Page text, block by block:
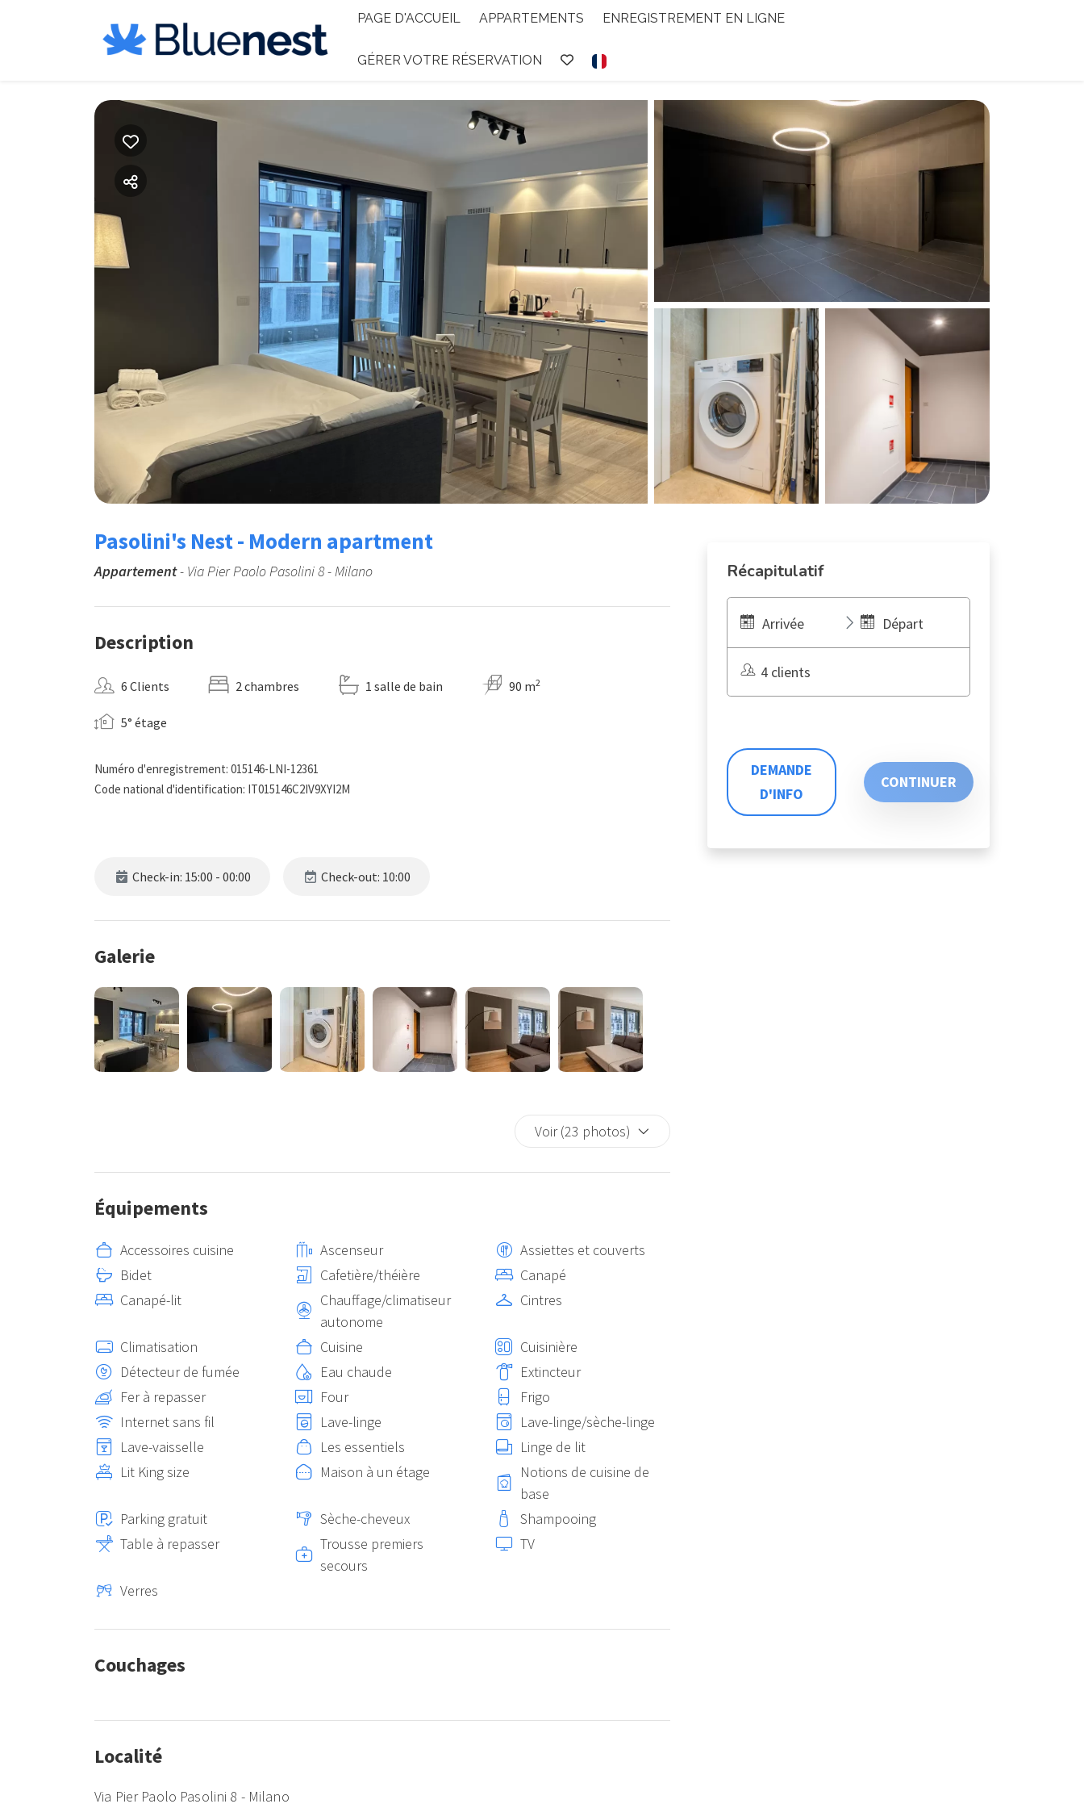
PAGE D'ACCUEIL APPARTEMENTS ENREGISTREMENT EN LIGNE
GÉRER VOTRE RÉSERVATION
Pasolini's Nest - Modern apartment
Appartement- Via Pier Paolo Pasolini 8 - Milano
Description
6 Clients 2 chambres 1 salle de bain 90 m2
5° étage
Numéro d'enregistrement: 015146-LNI-12361
Code national d'identification: IT015146C2IV9XYI2M
Check-in: 15:00 - 00:00 Check-out: 10:00
Galerie
Voir (23 photos)
Équipements
Accessoires cuisine Ascenseur
Assiettes et couverts
Bidet
Cafetière/théière
Canapé
Canapé-lit
Chauffage/climatiseur
autonome
Cintres
Climatisation Cuisine
Cuisinière
Détecteur de fumée
Eau chaude
Extincteur
Fer à repasser
Four
Frigo
Internet sans fil
Lave-linge
Lave-linge/sèche-linge
Lave-vaisselle
Les essentiels
Linge de lit
Lit King size
Maison à un étage
Notions de cuisine de
base
Parking gratuit
Sèche-cheveux
Shampooing
Table à repasser
Trousse premiers
secours
TV
Verres
Couchages
Localité
Via Pier Paolo Pasolini 8 - Milano
Récapitulatif
Arrivée Départ
4 clients
DEMANDE
D'INFO
CONTINUER